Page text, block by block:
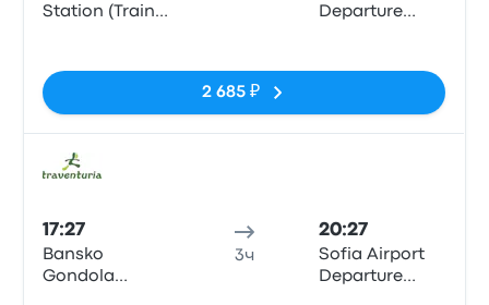
Station (Train
Departure
2 685 ₽
17:27
Bansko
Gondola
3ч
20:27
Sofia Airport
Departure